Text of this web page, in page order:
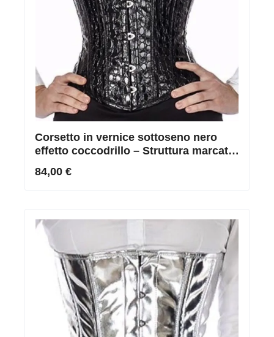
Corsetto in vernice sottoseno nero
effetto coccodrillo – Struttura marcata
84,00 €